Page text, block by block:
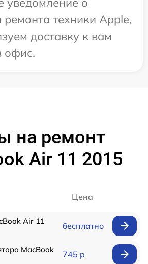
техники Apple,
доставку к вам
офис.
на ремонт
Air 11 2015
Цена
Air 11
бесплатно
MacBook
745 р